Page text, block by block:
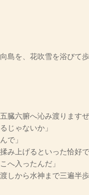
島を、花吹雪を浴びて
臓六腑へ沁み渡りますぜ
じゃないか」
で」
み上げるといった恰好で
へ入ったんだ」
しから水神まで三遍半